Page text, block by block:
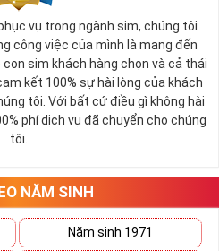
sim tứ quý 2
hài hòa của âm dương và đất
việc đều thuận lợi và mang lại
và kinh doanh.
sự ổn định và tính hai mặt của
được sự lựa chọn, để đưa ra
nhắt.
số sim càng giúp cho ý nghĩa
sim Tứ Quý 2 giúp khích lệ tinh
bất cứ điều gì mà hãy cứ làm thì
sẽ đến.
vụ trong ngành sim, chúng tôi
công việc của mình là mang đến
sim khách hàng chọn và cả thái
kết 100% sự hài lòng của khách
tôi. Với bất cứ điều gì không hài
phí dịch vụ đã chuyển cho chúng
tôi.
NĂM SINH
Năm sinh 1971